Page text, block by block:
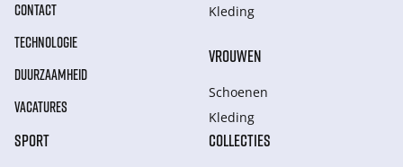
CONTACT
TECHNOLOGIE
DUURZAAMHEID
VACATURES
Kleding
VROUWEN
Schoenen
Kleding
SPORT COLLECTIES